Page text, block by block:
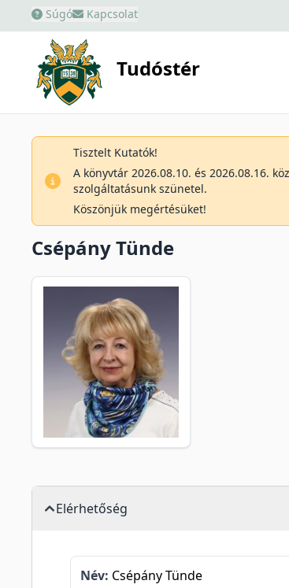
Súgó Kapcsolat
Tudóstér
Tisztelt Kutatók!
A könyvtár 2026.08.10. és 2026.08.16.
szolgáltatásunk szünetel.
Köszönjük megértésüket!
Csépány Tünde
Elérhetőség
Név: Csépány Tünde